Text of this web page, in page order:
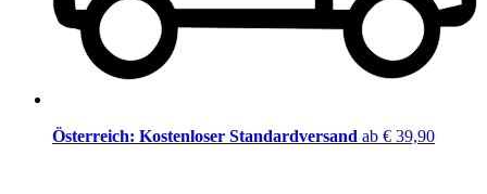
Österreich: Kostenloser Standardversand ab € 39,90